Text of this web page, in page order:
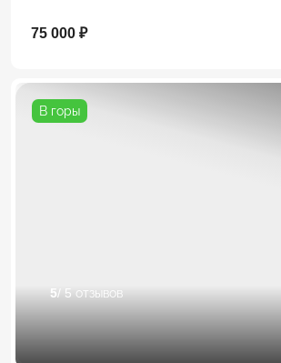
75 000 ₽
В горы
5/ 5 отзывов